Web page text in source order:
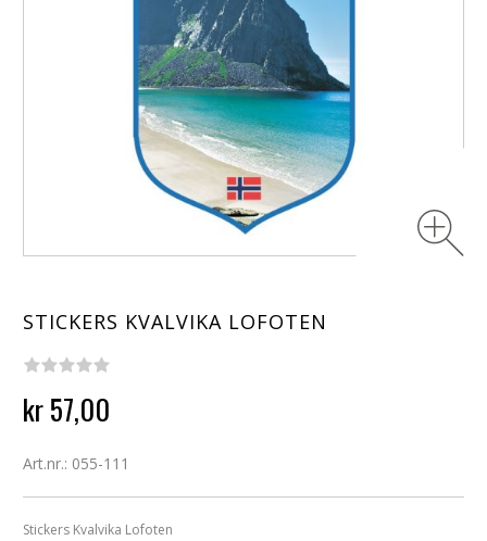
STICKERS KVALVIKA LOFOTEN
kr 57,00
Art.nr.: 055-111
Stickers Kvalvika Lofoten